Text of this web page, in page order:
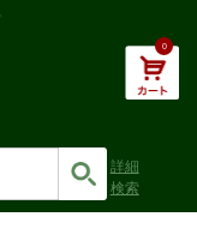
0
詳細
検索